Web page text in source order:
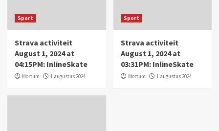
Sport
Strava activiteit
August 1, 2024 at
04:15PM: InlineSkate
Mortum 1 augustus 2024
Sport
Strava activiteit
August 1, 2024 at
03:31PM: InlineSkate
Mortum 1 augustus 2024